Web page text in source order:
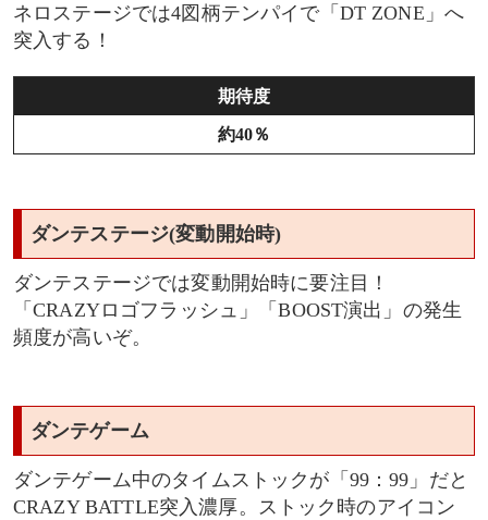
ネロステージでは4図柄テンパイで「DT ZONE」へ
突入する！
期待度
約40％
ダンテステージ(変動開始時)
ダンテステージでは変動開始時に要注目！
「CRAZYロゴフラッシュ」「BOOST演出」の発生
頻度が高いぞ。
ダンテゲーム
ダンテゲーム中のタイムストックが「99：99」だと
CRAZY BATTLE突入濃厚。ストック時のアイコン